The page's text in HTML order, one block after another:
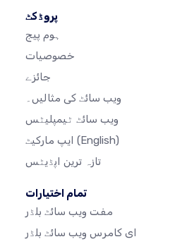
پروڈکٹ
ہوم پیج
خصوصیات
جائزے
ویب سائٹ کی مثالیں۔
ویب سائٹ ٹیمپلیٹس
(English)
تازہ ترین اپڈیٹس
تمام اختیارات
مفت ویب سائٹ بلڈر
ای کامرس ویب سائٹ بلڈر